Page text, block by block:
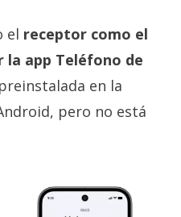
el receptor como el
la app Teléfono de
en la
pero no está